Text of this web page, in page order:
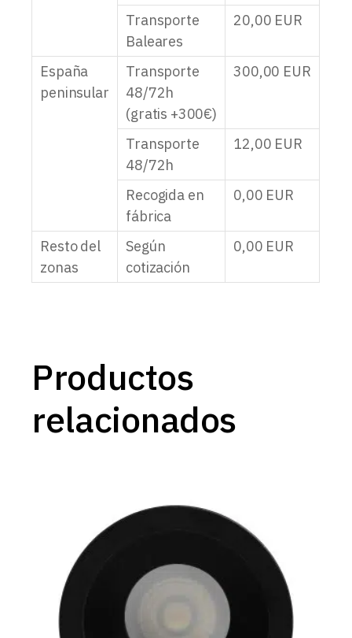
Transporte
Baleares
20,00 EUR
España
peninsular
Transporte
48/72h
(gratis +300€)
300,00 EUR
Transporte
48/72h
12,00 EUR
Recogida en
fábrica
0,00 EUR
Resto del
zonas
Según
cotización
0,00 EUR
Productos
relacionados